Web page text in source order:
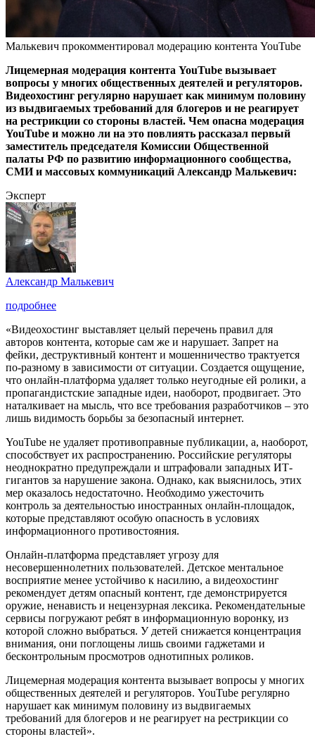
Малькевич прокомментировал модерацию контента YouTube
Лицемерная модерация контента YouTube вызывает
вопросы у многих общественных деятелей и регуляторов.
Видеохостинг регулярно нарушает как минимум половину
из выдвигаемых требований для блогеров и не реагирует
на рестрикции со стороны властей. Чем опасна модерация
YouTube и можно ли на это повлиять рассказал первый
заместитель председателя Комиссии Общественной
палаты РФ по развитию информационного сообщества,
СМИ и массовых коммуникаций Александр Малькевич:
Эксперт
Александр Малькевич
подробнее
«Видеохостинг выставляет целый перечень правил для
авторов контента, которые сам же и нарушает. Запрет на
фейки, деструктивный контент и мошенничество трактуется
по-разному в зависимости от ситуации. Создается ощущение,
что онлайн-платформа удаляет только неугодные ей ролики, а
пропагандистские западные идеи, наоборот, продвигает. Это
наталкивает на мысль, что все требования разработчиков – это
лишь видимость борьбы за безопасный интернет.
YouTube не удаляет противоправные публикации, а, наоборот,
способствует их распространению. Российские регуляторы
неоднократно предупреждали и штрафовали западных ИТ-
гигантов за нарушение закона. Однако, как выяснилось, этих
мер оказалось недостаточно. Необходимо ужесточить
контроль за деятельностью иностранных онлайн-площадок,
которые представляют особую опасность в условиях
информационного противостояния.
Онлайн-платформа представляет угрозу для
несовершеннолетних пользователей. Детское ментальное
восприятие менее устойчиво к насилию, а видеохостинг
рекомендует детям опасный контент, где демонстрируется
оружие, ненависть и нецензурная лексика. Рекомендательные
сервисы погружают ребят в информационную воронку, из
которой сложно выбраться. У детей снижается концентрация
внимания, они поглощены лишь своими гаджетами и
бесконтрольным просмотров однотипных роликов.
Лицемерная модерация контента вызывает вопросы у многих
общественных деятелей и регуляторов. YouTube регулярно
нарушает как минимум половину из выдвигаемых
требований для блогеров и не реагирует на рестрикции со
стороны властей».